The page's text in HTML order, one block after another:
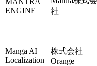
MANTRA
ENGINE
社
Manga AI
Localization
株式会社
Orange